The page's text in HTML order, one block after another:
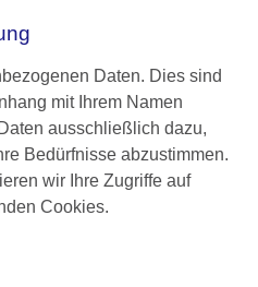
Daten. Dies sind
mit Ihrem Namen
ausschließlich dazu,
Bedürfnisse abzustimmen.
wir Ihre Zugriffe auf
Cookies.